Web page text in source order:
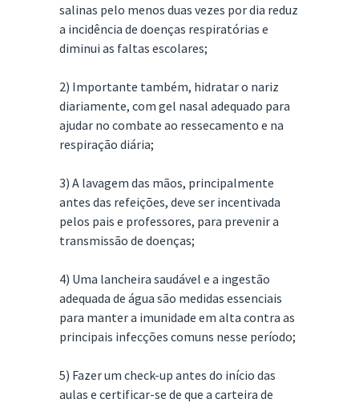
salinas pelo menos duas vezes por dia reduz
a incidência de doenças respiratórias e
diminui as faltas escolares;
2) Importante também, hidratar o nariz
diariamente, com gel nasal adequado para
ajudar no combate ao ressecamento e na
respiração diária;
3) A lavagem das mãos, principalmente
antes das refeições, deve ser incentivada
pelos pais e professores, para prevenir a
transmissão de doenças;
4) Uma lancheira saudável e a ingestão
adequada de água são medidas essenciais
para manter a imunidade em alta contra as
principais infecções comuns nesse período;
5) Fazer um check-up antes do início das
aulas e certificar-se de que a carteira de